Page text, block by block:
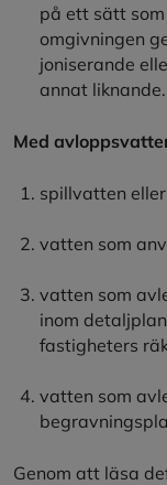
på ett sätt
omgivningen
joniserande
annat liknande.
Med
spillvatten
vatten som
vatten som
inom
fastigheters
vatten som
Genom att läsa